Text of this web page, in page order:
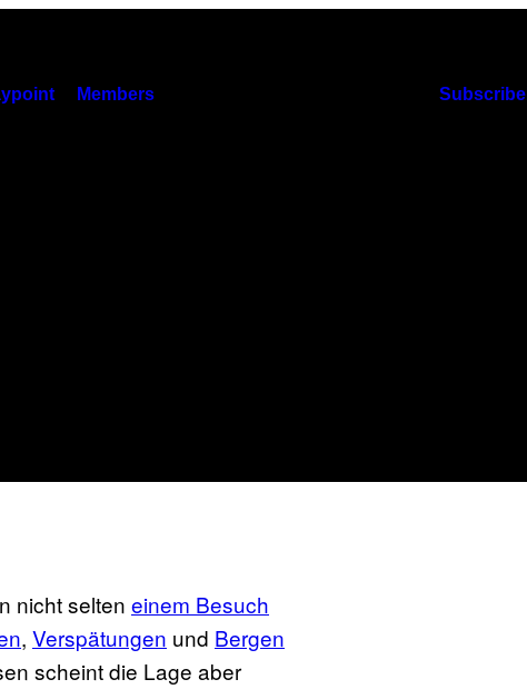
Members Subscribe
nicht selten einem Besuch
, Verspätungen und Bergen
scheint die Lage aber